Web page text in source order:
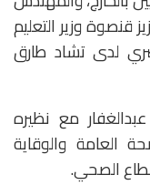
قنصوة وزير التعليم
لدى تشاد طارق
مع نظيره
العامة والوقاية
الصحي.